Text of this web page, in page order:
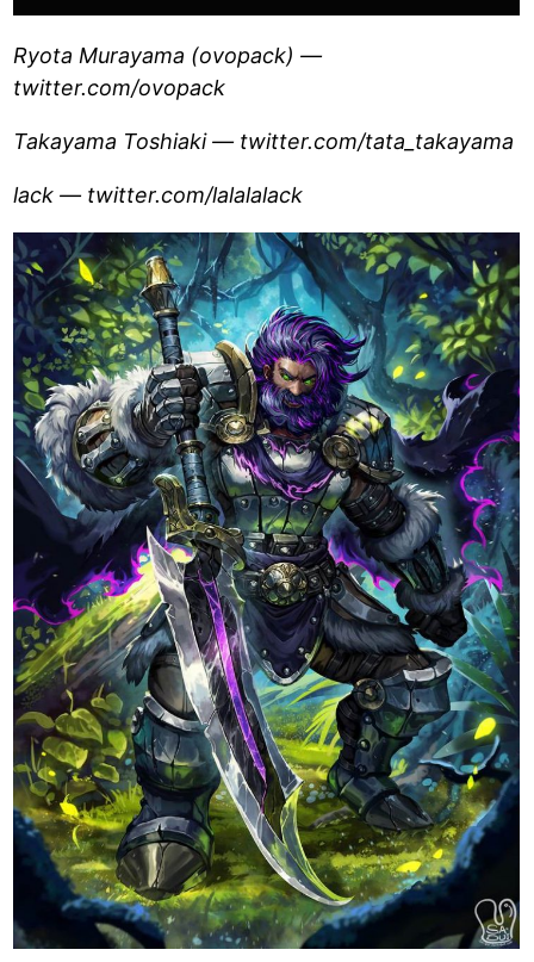
Ryota Murayama (ovopack) —
twitter.com/ovopack
Takayama Toshiaki — twitter.com/tata_takayama
lack — twitter.com/lalalalack